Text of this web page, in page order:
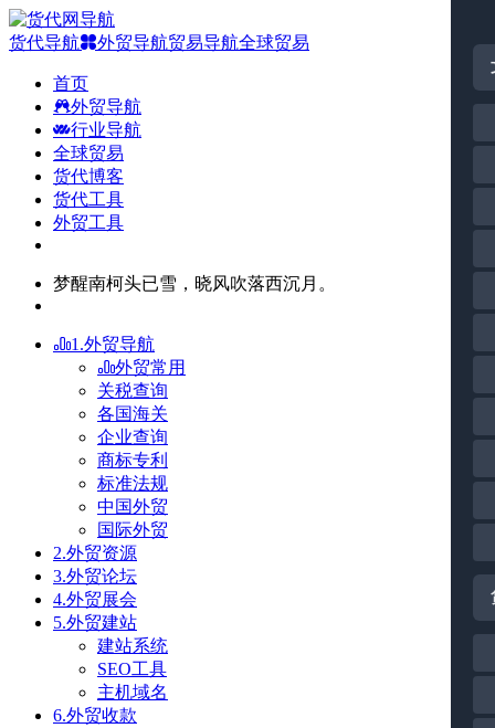
货代导航 外贸导航贸易导航全球贸易
首页
外贸导航
行业导航
全球贸易
货代博客
货代工具
外贸工具
梦醒南柯头已雪，晓风吹落西沉月。
1.外贸导航
外贸常用
关税查询
各国海关
企业查询
商标专利
标准法规
中国外贸
国际外贸
2.外贸资源
3.外贸论坛
4.外贸展会
5.外贸建站
建站系统
SEO工具
主机域名
6.外贸收款